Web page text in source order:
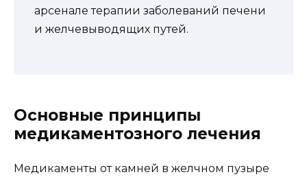
арсенале терапии заболеваний печени
и желчевыводящих путей.
Основные принципы
медикаментозного лечения
Медикаменты от камней в желчном пузыре